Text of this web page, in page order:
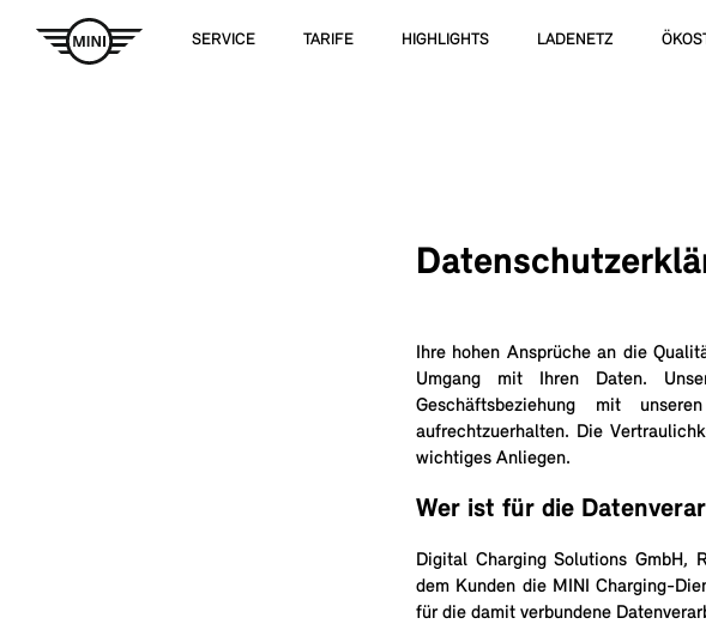
SERVICE TARIFE HIGHLIGHTS LADENETZ
Ihre hohen Ansprüche an die
Umgang mit Ihren Daten.
Geschäftsbeziehung mit
aufrechtzuerhalten. Die
wichtiges Anliegen.
Wer ist für die
Digital Charging Solutions GmbH,
dem Kunden die MINI Charging-
für die damit verbundene